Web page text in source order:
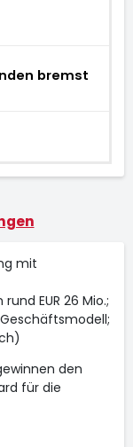
bremst
mit
EUR 26 Mio.;
den
für die